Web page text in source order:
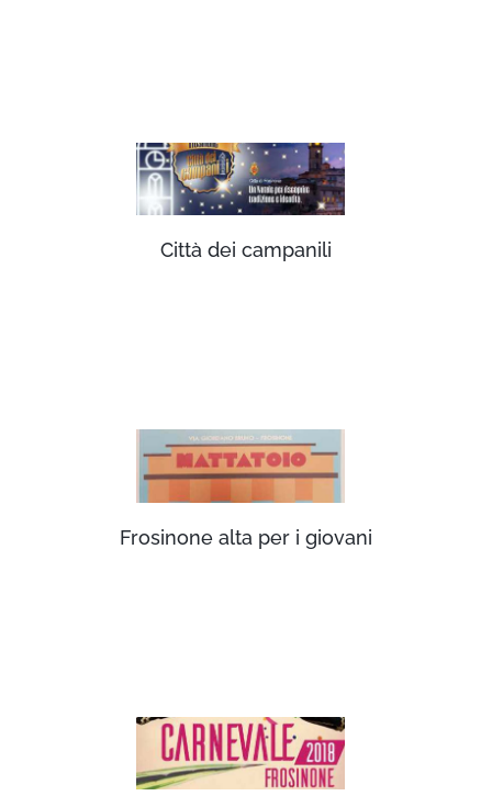
Città dei campanili
Frosinone alta per i giovani